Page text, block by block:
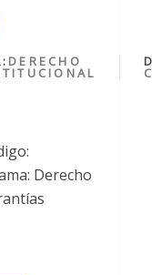
DERECHO
Derecho